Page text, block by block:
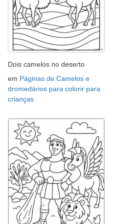
Dois camelos no deserto
em Páginas de Camelos e
dromedários para colorir para
crianças